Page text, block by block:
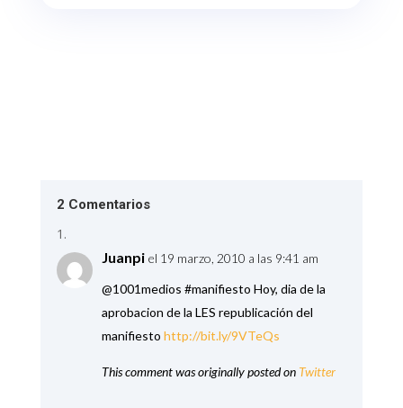
2 Comentarios
Juanpi el 19 marzo, 2010 a las 9:41 am
@1001medios #manifiesto Hoy, dia de la
aprobacion de la LES republicación del
manifiesto http://bit.ly/9VTeQs
This comment was originally posted on Twitter